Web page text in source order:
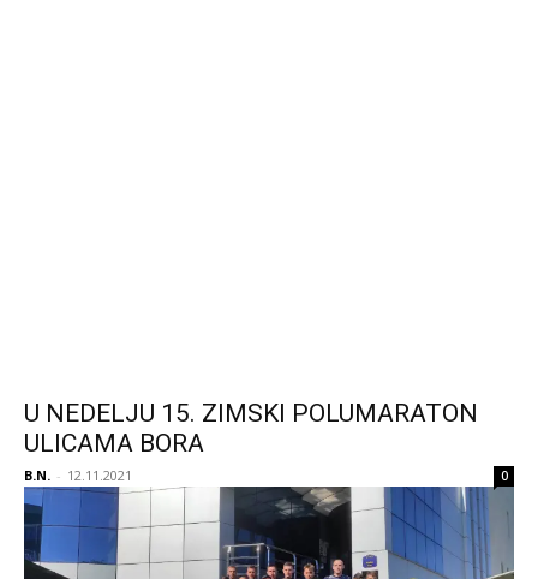
U NEDELJU 15. ZIMSKI POLUMARATON
ULICAMA BORA
B.N. - 12.11.2021 0